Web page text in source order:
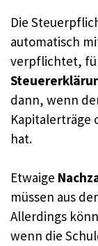
Die
automatisch
verpflichtet,
dann, wenn
Kapitalerträge
hat.
Etwaige
müssen aus
Allerdings
wenn die